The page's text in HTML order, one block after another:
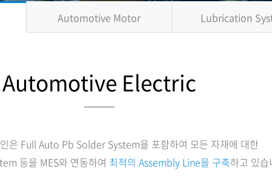
Automotive Motor Lubrication
Automotive Electric
은 Full Auto Pb Solder System을 포함하여 모든 자재에 대한
등을 MES와 연동하여 최적의 Assembly Line을 구축하고 있습